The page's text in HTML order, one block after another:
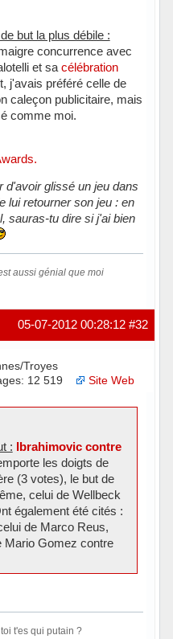
but la plus débile :
concurrence avec
et sa célébration
j'avais préféré celle de
caleçon publicitaire, mais
comme moi.
d'avoir glissé un jeu dans
lui retourner son jeu : en
sauras-tu dire si j'ai bien
aussi génial que moi
#32
05-07-2012 00:28:12
Troyes
12 519 Site Web
: Ibrahimovic contre
les doigts de
(3 votes), le but de
celui de Wellbeck
également été cités :
de Marco Reus,
Mario Gomez contre
t'es qui putain ?